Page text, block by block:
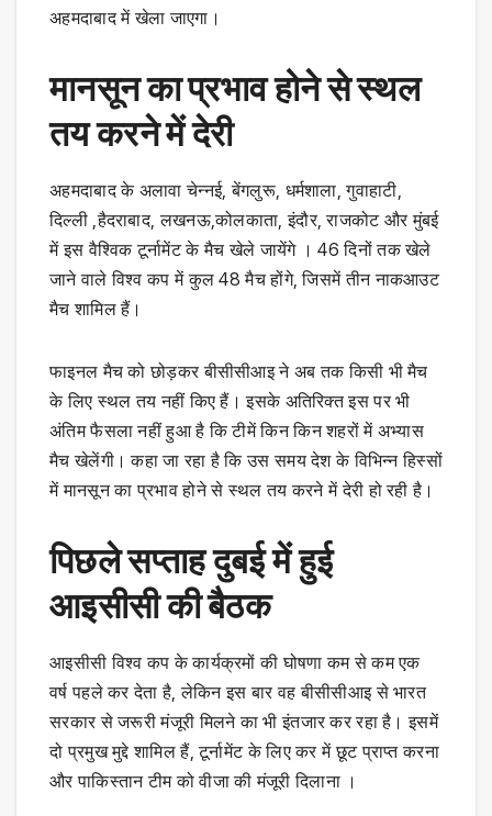
अहमदाबाद में खेला जाएगा।
मानसून का प्रभाव होने से स्थल
तय करने में देरी
अहमदाबाद के अलावा चेन्नई, बेंगलुरू, धर्मशाला, गुवाहाटी,
दिल्ली ,हैदराबाद, लखनऊ,कोलकाता, इंदौर, राजकोट और मुंबई
में इस वैश्विक टूर्नामेंट के मैच खेले जायेंगे । 46 दिनों तक खेले
जाने वाले विश्व कप में कुल 48 मैच होंगे, जिसमें तीन नाकआउट
मैच शामिल हैं।
फाइनल मैच को छोड़कर बीसीसीआइ ने अब तक किसी भी मैच
के लिए स्थल तय नहीं किए हैं। इसके अतिरिक्त इस पर भी
अंतिम फैसला नहीं हुआ है कि टीमें किन किन शहरों में अभ्यास
मैच खेलेंगी। कहा जा रहा है कि उस समय देश के विभिन्न हिस्सों
में मानसून का प्रभाव होने से स्थल तय करने में देरी हो रही है।
पिछले सप्ताह दुबई में हुई
आइसीसी की बैठक
आइसीसी विश्व कप के कार्यक्रमों की घोषणा कम से कम एक
वर्ष पहले कर देता है, लेकिन इस बार वह बीसीसीआइ से भारत
सरकार से जरूरी मंजूरी मिलने का भी इंतजार कर रहा है। इसमें
दो प्रमुख मुद्दे शामिल हैं, टूर्नामेंट के लिए कर में छूट प्राप्त करना
और पाकिस्तान टीम को वीजा की मंजूरी दिलाना ।